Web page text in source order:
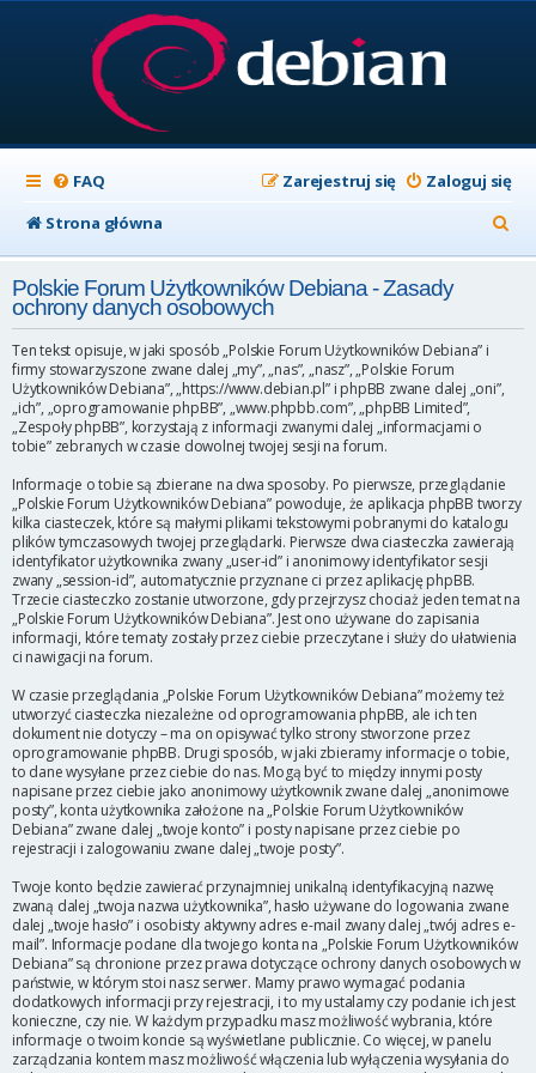
FAQ Zaloguj się
Zarejestruj się
Strona główna
z
k
Polskie Forum Użytkowników Debiana - Zasady
ochrony danych osobowych
Ten tekst opisuje, w jaki sposób „Polskie Forum Użytkowników Debiana” i
firmy stowarzyszone zwane dalej „my”, „nas”, „nasz”, „Polskie Forum
Użytkowników Debiana”, „https://www.debian.pl” i phpBB zwane dalej „oni”,
„ich”, „oprogramowanie phpBB”, „www.phpbb.com”, „phpBB Limited”,
„Zespoły phpBB”, korzystają z informacji zwanymi dalej „informacjami o
tobie” zebranych w czasie dowolnej twojej sesji na forum.
Informacje o tobie są zbierane na dwa sposoby. Po pierwsze, przeglądanie
„Polskie Forum Użytkowników Debiana” powoduje, że aplikacja phpBB tworzy
kilka ciasteczek, które są małymi plikami tekstowymi pobranymi do katalogu
plików tymczasowych twojej przeglądarki. Pierwsze dwa ciasteczka zawierają
identyfikator użytkownika zwany „user-id” i anonimowy identyfikator sesji
zwany „session-id”, automatycznie przyznane ci przez aplikację phpBB.
Trzecie ciasteczko zostanie utworzone, gdy przejrzysz chociaż jeden temat na
„Polskie Forum Użytkowników Debiana”. Jest ono używane do zapisania
informacji, które tematy zostały przez ciebie przeczytane i służy do ułatwienia
ci nawigacji na forum.
W czasie przeglądania „Polskie Forum Użytkowników Debiana” możemy też
utworzyć ciasteczka niezależne od oprogramowania phpBB, ale ich ten
dokument nie dotyczy – ma on opisywać tylko strony stworzone przez
oprogramowanie phpBB. Drugi sposób, w jaki zbieramy informacje o tobie,
to dane wysyłane przez ciebie do nas. Mogą być to między innymi posty
napisane przez ciebie jako anonimowy użytkownik zwane dalej „anonimowe
posty”, konta użytkownika założone na „Polskie Forum Użytkowników
Debiana” zwane dalej „twoje konto” i posty napisane przez ciebie po
rejestracji i zalogowaniu zwane dalej „twoje posty”.
Twoje konto będzie zawierać przynajmniej unikalną identyfikacyjną nazwę
zwaną dalej „twoja nazwa użytkownika”, hasło używane do logowania zwane
dalej „twoje hasło” i osobisty aktywny adres e-mail zwany dalej „twój adres e-
mail”. Informacje podane dla twojego konta na „Polskie Forum Użytkowników
Debiana” są chronione przez prawa dotyczące ochrony danych osobowych w
państwie, w którym stoi nasz serwer. Mamy prawo wymagać podania
dodatkowych informacji przy rejestracji, i to my ustalamy czy podanie ich jest
konieczne, czy nie. W każdym przypadku masz możliwość wybrania, które
informacje o twoim koncie są wyświetlane publicznie. Co więcej, w panelu
zarządzania kontem masz możliwość włączenia lub wyłączenia wysyłania do